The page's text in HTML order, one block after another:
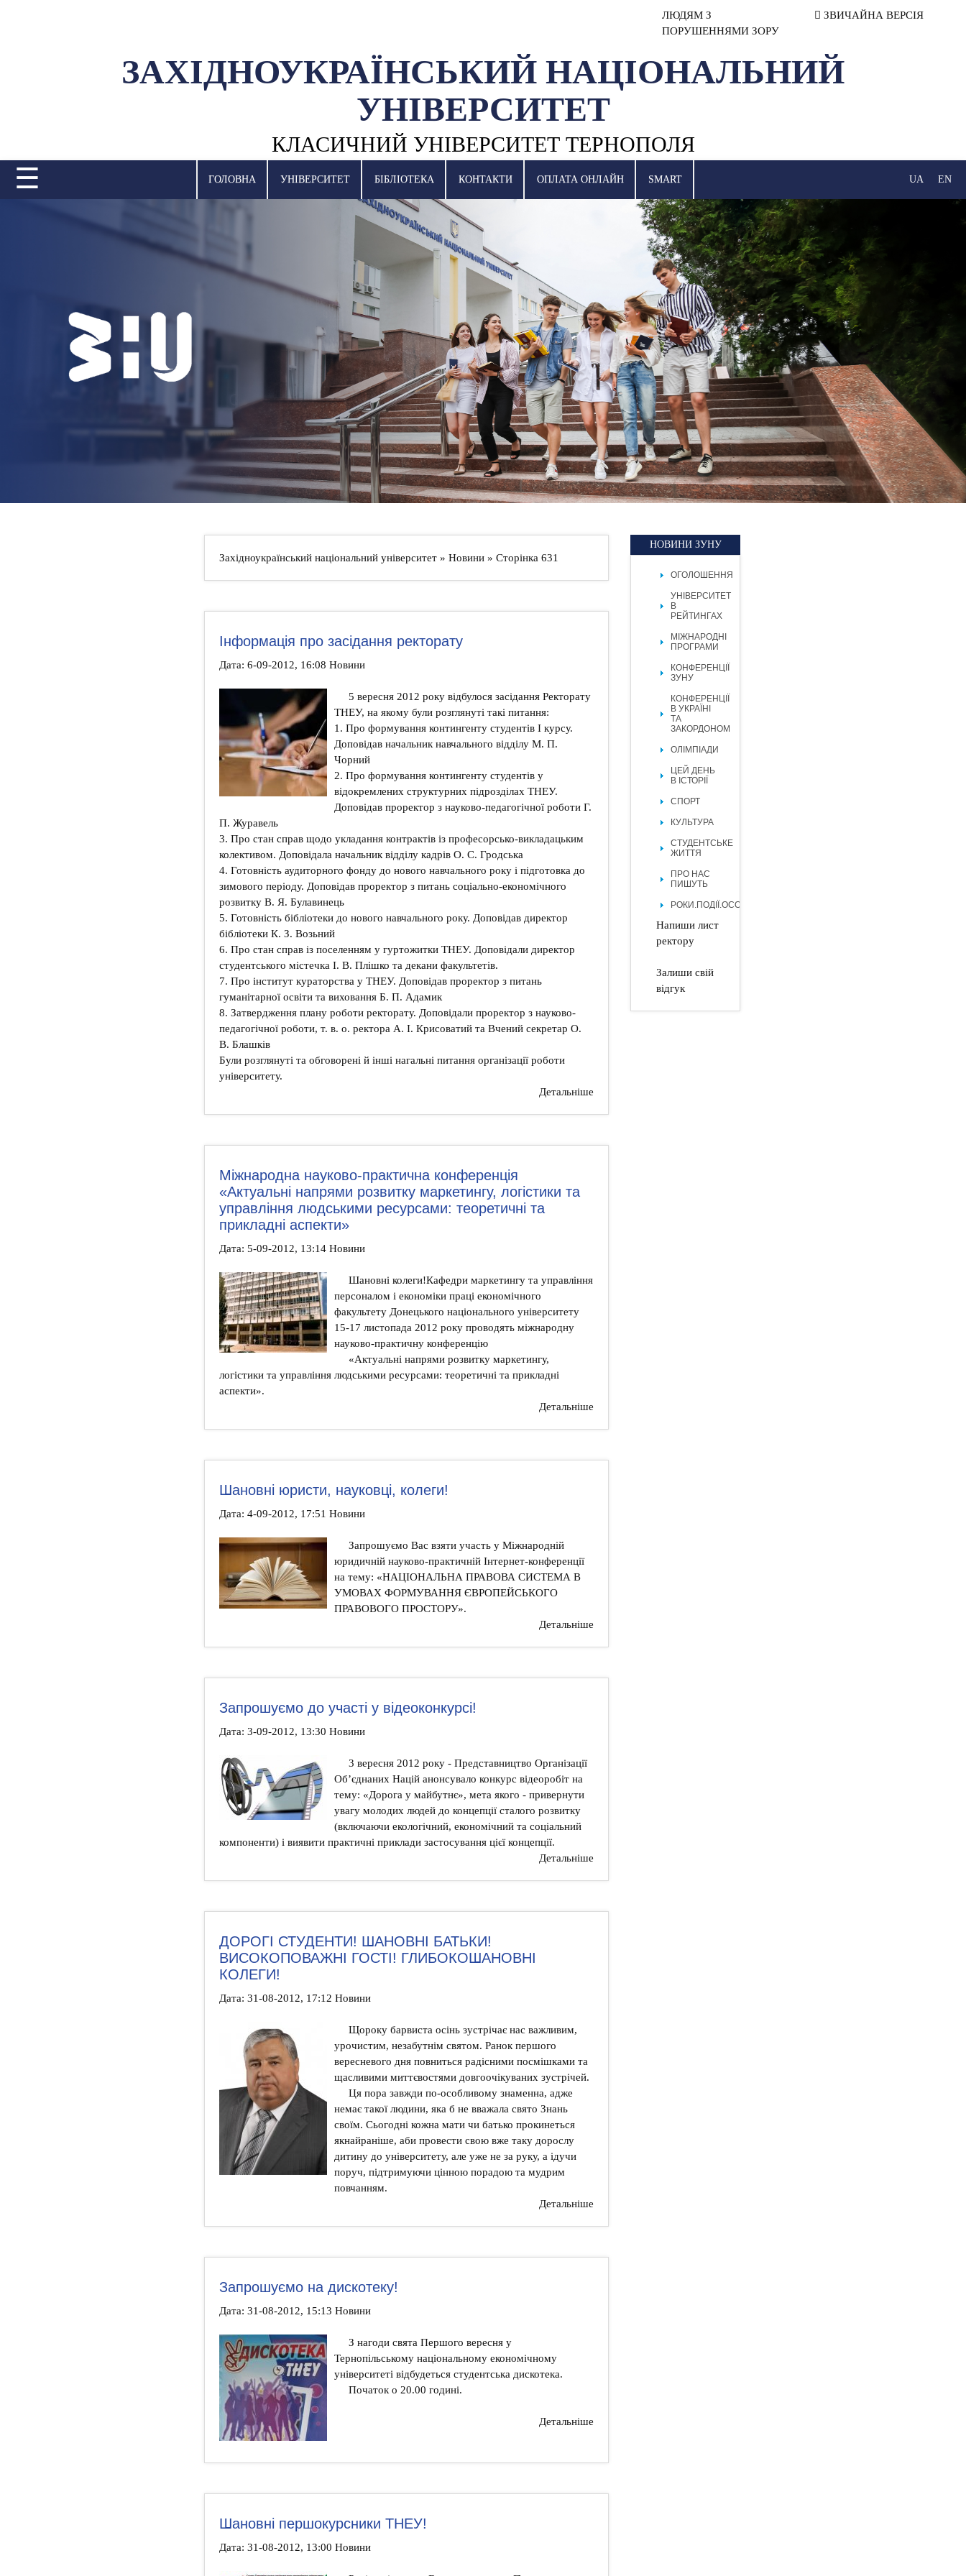
ЛЮДЯМ З
ПОРУШЕННЯМИ ЗОРУ
ЗВИЧАЙНА ВЕРСІЯ
ЗАХІДНОУКРАЇНСЬКИЙ НАЦІОНАЛЬНИЙ
УНІВЕРСИТЕТ
КЛАСИЧНИЙ УНІВЕРСИТЕТ ТЕРНОПОЛЯ
МІЖНАРОДНА ДІЯЛЬНІСТЬ
☰ ГОЛОВНА УНІВЕРСИТЕТ БІБЛІОТЕКА КОНТАКТИ ОПЛАТА ОНЛАЙН SMART UA EN
Західноукраїнський національний університет» Новини» Сторінка 631
Інформація про засідання ректорату
Дата: 6-09-2012, 16:08 Новини
5 вересня 2012 року відбулося засідання Ректорату
ТНЕУ, на якому були розглянуті такі питання:
1. Про формування контингенту студентів І курсу.
Доповідав начальник навчального відділу М. П.
Чорний
2. Про формування контингенту студентів у
відокремлених структурних підрозділах ТНЕУ.
Доповідав проректор з науково-педагогічної роботи Г.
П. Журавель
3. Про стан справ щодо укладання контрактів із професорсько-викладацьким
колективом. Доповідала начальник відділу кадрів О. С. Гродська
4. Готовність аудиторного фонду до нового навчального року і підготовка до
зимового періоду. Доповідав проректор з питань соціально-економічного
розвитку В. Я. Булавинець
5. Готовність бібліотеки до нового навчального року. Доповідав директор
бібліотеки К. З. Возьний
6. Про стан справ із поселенням у гуртожитки ТНЕУ. Доповідали директор
студентського містечка І. В. Плішко та декани факультетів.
7. Про інститут кураторства у ТНЕУ. Доповідав проректор з питань
гуманітарної освіти та виховання Б. П. Адамик
8. Затвердження плану роботи ректорату. Доповідали проректор з науково-
педагогічної роботи, т. в. о. ректора А. І. Крисоватий та Вчений секретар О.
В. Блашків
Були розглянуті та обговорені й інші нагальні питання організації роботи
університету.
Детальніше
Міжнародна науково-практична конференція
«Актуальні напрями розвитку маркетингу, логістики та
управління людськими ресурсами: теоретичні та
прикладні аспекти»
Дата: 5-09-2012, 13:14 Новини
Шановні колеги!Кафедри маркетингу та управління
персоналом і економіки праці економічного
факультету Донецького національного університету
15-17 листопада 2012 року проводять міжнародну
науково-практичну конференцію
«Актуальні напрями розвитку маркетингу,
логістики та управління людськими ресурсами: теоретичні та прикладні
аспекти».
Детальніше
Шановні юристи, науковці, колеги!
Дата: 4-09-2012, 17:51 Новини
Запрошуємо Вас взяти участь у Міжнародній
юридичній науково-практичній Інтернет-конференції
на тему: «НАЦІОНАЛЬНА ПРАВОВА СИСТЕМА В
УМОВАХ ФОРМУВАННЯ ЄВРОПЕЙСЬКОГО
ПРАВОВОГО ПРОСТОРУ».
Детальніше
Запрошуємо до участі у відеоконкурсі!
Дата: 3-09-2012, 13:30 Новини
3 вересня 2012 року - Представництво Організації
Об’єднаних Націй анонсувало конкурс відеоробіт на
тему: «Дорога у майбутнє», мета якого - привернути
увагу молодих людей до концепції сталого розвитку
(включаючи екологічний, економічний та соціальний
компоненти) і виявити практичні приклади застосування цієї концепції.
Детальніше
ДОРОГІ СТУДЕНТИ! ШАНОВНІ БАТЬКИ!
ВИСОКОПОВАЖНІ ГОСТІ! ГЛИБОКОШАНОВНІ
КОЛЕГИ!
Дата: 31-08-2012, 17:12 Новини
Щороку барвиста осінь зустрічає нас важливим,
урочистим, незабутнім святом. Ранок першого
вересневого дня повниться радісними посмішками та
щасливими миттєвостями довгоочікуваних зустрічей.
Ця пора завжди по-особливому знаменна, адже
немає такої людини, яка б не вважала свято Знань
своїм. Сьогодні кожна мати чи батько прокинеться
якнайраніше, аби провести свою вже таку дорослу
дитину до університету, але уже не за руку, а ідучи
поруч, підтримуючи цінною порадою та мудрим
повчанням.
Детальніше
Запрошуємо на дискотеку!
Дата: 31-08-2012, 15:13 Новини
З нагоди свята Першого вересня у
Тернопільському національному економічному
університеті відбудеться студентська дискотека.
Початок о 20.00 годині.
Детальніше
Шановні першокурсники ТНЕУ!
Дата: 31-08-2012, 13:00 Новини
НОВИНИ ЗУНУ
ОГОЛОШЕННЯ
УНІВЕРСИТЕТ
В
РЕЙТИНГАХ
МІЖНАРОДНІ
ПРОГРАМИ
КОНФЕРЕНЦІЇ
ЗУНУ
КОНФЕРЕНЦІЇ
В УКРАЇНІ
ТА
ЗАКОРДОНОМ
ОЛІМПІАДИ
ЦЕЙ ДЕНЬ
В ІСТОРІЇ
СПОРТ
КУЛЬТУРА
СТУДЕНТСЬКЕ
ЖИТТЯ
ПРО НАС
ПИШУТЬ
РОКИ.ПОДІЇ.ОСОБИСТОСТІ.
Напиши лист
ректору
Залиши свій
відгук